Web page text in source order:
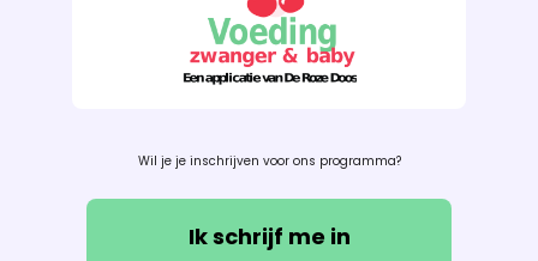
Wil je je inschrijven voor ons programma?
Ik schrijf me in